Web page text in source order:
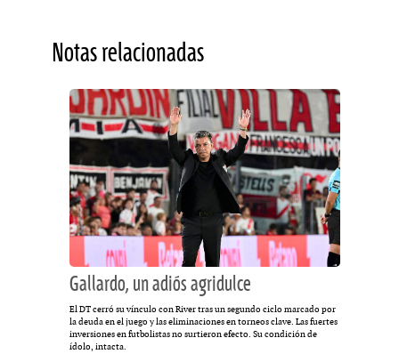
Notas relacionadas
Gallardo, un adiós agridulce
El DT cerró su vínculo con River tras un segundo ciclo marcado por
la deuda en el juego y las eliminaciones en torneos clave. Las fuertes
inversiones en futbolistas no surtieron efecto. Su condición de
ídolo, intacta.